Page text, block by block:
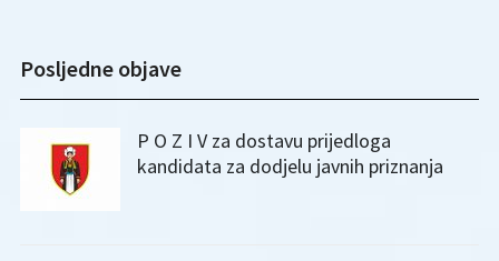
Posljedne objave
P O Z I V za dostavu prijedloga
kandidata za dodjelu javnih priznanja